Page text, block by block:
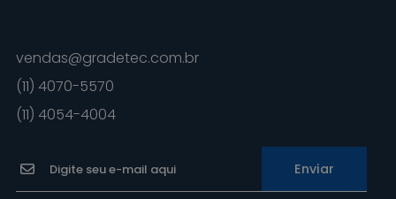
vendas@gradetec.com.br
(11) 4070-5570
(11) 4054-4004
Enviar